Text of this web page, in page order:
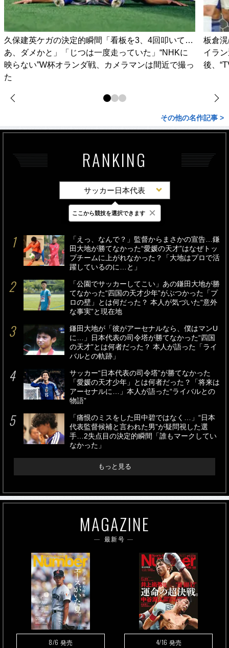
久保建英ケガの決定的瞬間「看板を3、4回叩いて…
あ、ダメかと」「じつは一度走っていた」“NHKに
映らない”W杯オランダ戦、カメラマンは間近で撮っ
た
板倉
イラ
後、
その他の名作記事 >
RANKING
サッカー日本代表
最新 24時間 週間
「えっ、なんで？」監督からまさかの宣告…鎌
田大地が勝てなかった“愛媛の天才”はなぜトッ
プチームに上がれなかった？「大地はプロで活
躍しているのに…と」
「公園でサッカーしてこい」あの鎌田大地が勝
てなかった“四国の天才少年”がぶつかった「プ
ロの壁」とは何だった？ 本人が気づいた“意外
な事実”と現在地
鎌田大地が「彼がアーセナルなら、僕はマンU
に…」日本代表の司令塔が勝てなかった“四国
の天才”とは何者だった？ 本人が語った「ライ
バルとの軌跡」
サッカー“日本代表の司令塔”が勝てなかった
「愛媛の天才少年」とは何者だった？「将来は
アーセナルに…」本人が語った“ライバルとの
物語”
「痛恨のミスをした田中碧ではなく…」“日本
代表監督候補と言われた男”が疑問視した選
手…2失点目の決定的瞬間「誰もマークしてい
なかった」
もっと見る
MAGAZINE
最新号
8/6 発売 4/16 発売
ここから競技を選択できます ×